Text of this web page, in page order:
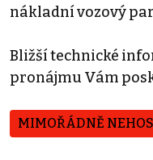
nákladní vozový
Bližší technické
pronájmu Vám
MIMOŘÁDNĚ